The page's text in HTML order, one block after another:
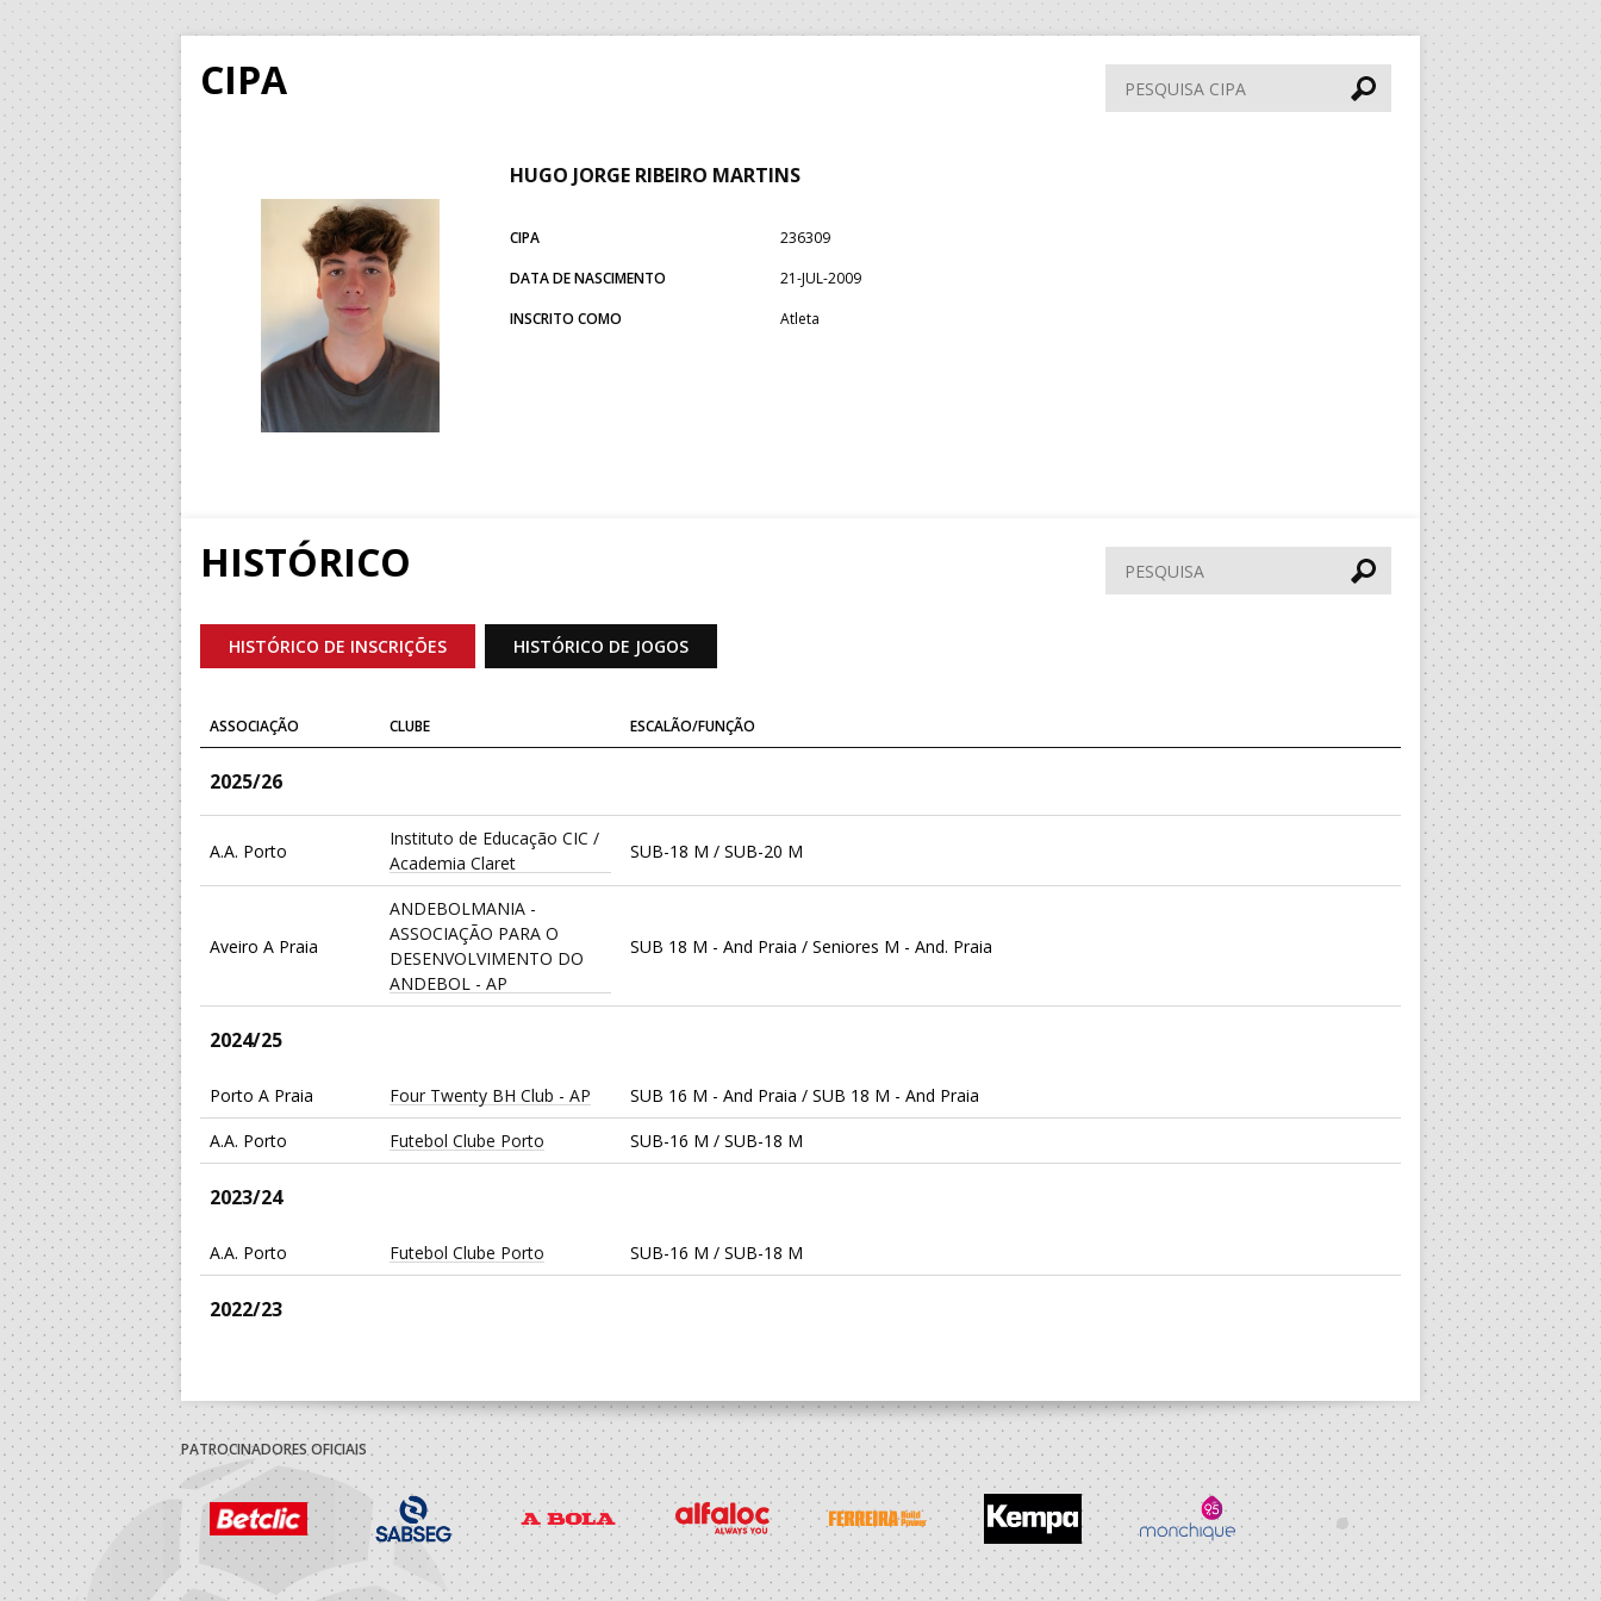
CIPA
Pesquisa
CIPA
HUGO JORGE RIBEIRO MARTINS
CIPA
236309
DATA DE NASCIMENTO
21-JUL-2009
INSCRITO COMO
Atleta
HISTÓRICO Pesquisar
HISTÓRICO DE INSCRIÇÕES HISTÓRICO DE JOGOS
ASSOCIAÇÃO CLUBE ESCALÃO/FUNÇÃO
2025/26
A.A. Porto
Instituto de Educação CIC /
Academia Claret
SUB-18 M / SUB-20 M
Aveiro A Praia
ANDEBOLMANIA -
ASSOCIAÇÃO PARA O
DESENVOLVIMENTO DO
ANDEBOL - AP
SUB 18 M - And Praia / Seniores M - And. Praia
2024/25
Porto A Praia Four Twenty BH Club - AP
SUB 16 M - And Praia / SUB 18 M - And Praia
A.A. Porto
Futebol Clube Porto SUB-16 M / SUB-18 M
2023/24
A.A. Porto Futebol Clube Porto SUB-16 M / SUB-18 M
2022/23
Universidade Maia
2021/22
A.A. Porto
Associacao Desportiva
Academica Maia -
Universidade Maia
SUB-14 M / SUB-16 M
PATROCINADORES OFICIAIS